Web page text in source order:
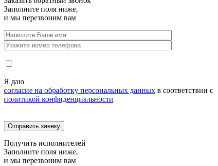
Заполните поля ниже,
и мы перезвоним вам
Я даю
согласие на обработку персональных данных в соответствии с
политикой конфиденциальности
Получить исполнителей
Заполните поля ниже,
и мы перезвоним вам